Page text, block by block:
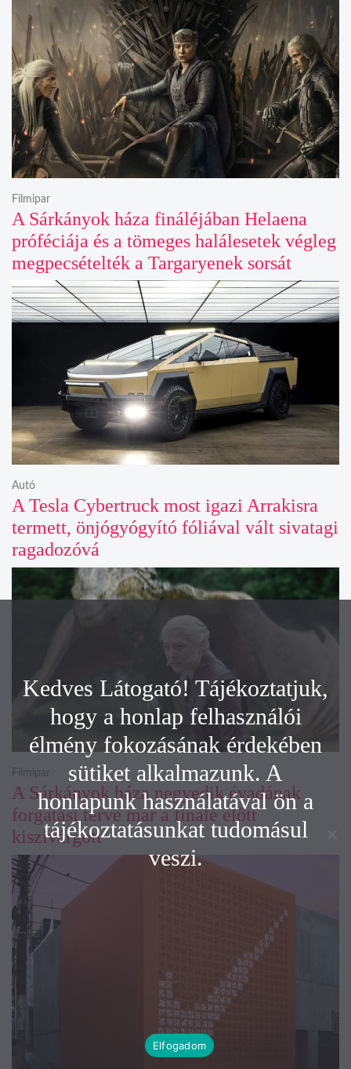
A Sárkányok háza fináléjában Helaena
próféciája és a tömeges halálesetek végleg
megpecsételték a Targaryenek sorsát
Filmipar
A Tesla Cybertruck most igazi Arrakisra
termett, önjógyógyító fóliával vált sivatagi
ragadozóvá
Autó
A Sárkányok háza negyedik évadának
forgatási terve már a finálé előtt
kiszivárgott
Filmipar
Kedves Látogató! Tájékoztatjuk,
hogy a honlap felhasználói
élmény fokozásának érdekében
sütiket alkalmazunk. A
honlapunk használatával ön a
tájékoztatásunkat tudomásul
veszi.
Elfogadom